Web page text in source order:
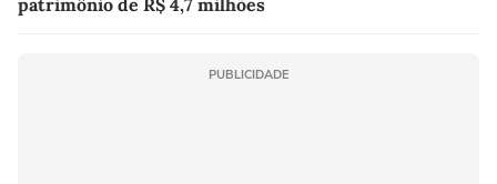
patrimônio de R$ 4,7 milhões
PUBLICIDADE